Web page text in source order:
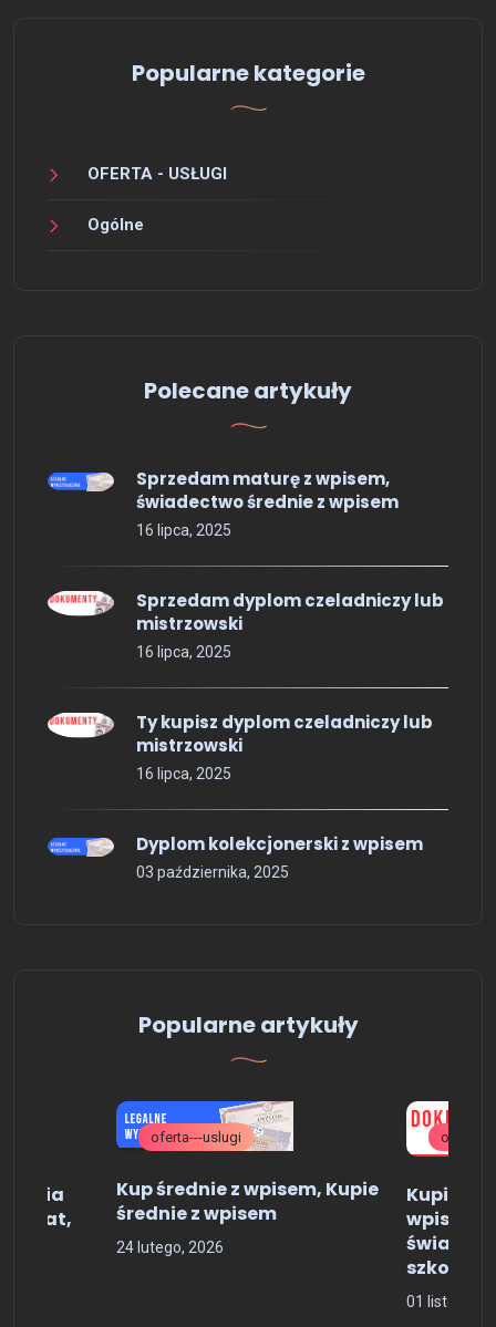
Popularne kategorie
OFERTA - USŁUGI
Ogólne
Polecane artykuły
Sprzedam maturę z wpisem,
świadectwo średnie z wpisem
16 lipca, 2025
Sprzedam dyplom czeladniczy lub
mistrzowski
16 lipca, 2025
Ty kupisz dyplom czeladniczy lub
mistrzowski
16 lipca, 2025
Dyplom kolekcjonerski z wpisem
03 października, 2025
Popularne artykuły
oferta---uslugi
Kup średnie z wpisem, Kupie
średnie z wpisem
24 lutego, 2026
Kupię
wpisem ,
szkoły
01